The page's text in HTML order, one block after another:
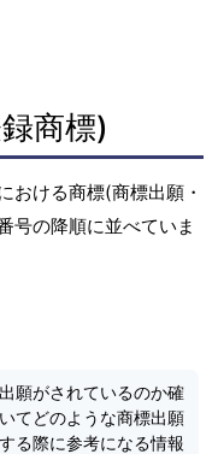
商標)
おける商標(商標出願・
号の降順に並べていま
願がされているのか確
てどのような商標出願
る際に参考になる情報